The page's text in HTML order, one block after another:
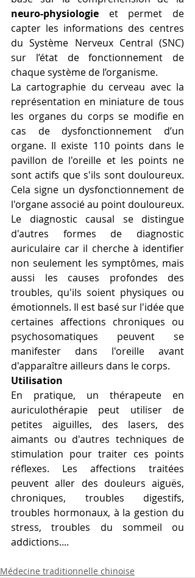
neuro-physiologie et permet de
capter les informations des centres
du Système Nerveux Central (SNC)
sur l’état de fonctionnement de
chaque système de l’organisme.
La cartographie du cerveau avec la
représentation en miniature de tous
les organes du corps se modifie en
cas de dysfonctionnement d’un
organe. Il existe 110 points dans le
pavillon de l'oreille et les points ne
sont actifs que s'ils sont douloureux.
Cela signe un dysfonctionnement de
Le diagnostic causal se distingue
d'autres formes de diagnostic
auriculaire car il cherche à identifier
non seulement les symptômes, mais
aussi les causes profondes des
troubles, qu'ils soient physiques ou
émotionnels. Il est basé sur l'idée que
certaines affections chroniques ou
psychosomatiques peuvent se
manifester dans l'oreille avant
d'apparaître ailleurs dans le corps.
Utilisation
En pratique, un thérapeute en
auriculothérapie peut utiliser de
petites aiguilles, des lasers, des
aimants ou d'autres techniques de
stimulation pour traiter ces points
réflexes. Les affections traitées
peuvent aller des douleurs aiguës,
chroniques, troubles digestifs,
troubles hormonaux, à la gestion du
stress, troubles du sommeil ou
addictions....
Médecine traditionnelle chinoise